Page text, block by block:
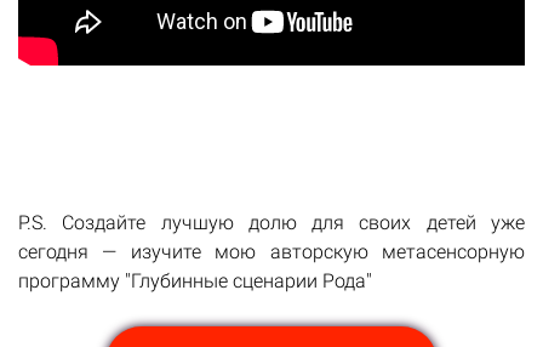
P.S. Создайте лучшую долю для своих детей уже
сегодня — изучите мою авторскую метасенсорную
программу "Глубинные сценарии Рода"